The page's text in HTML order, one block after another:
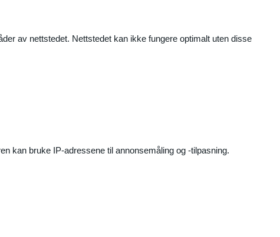
av nettstedet. Nettstedet kan ikke fungere optimalt uten disse
kan bruke IP-adressene til annonsemåling og -tilpasning.